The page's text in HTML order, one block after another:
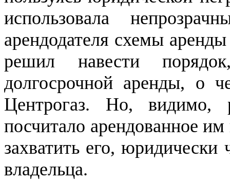
использовала
арендодателя схемы
решил навести
долгосрочной аренды, о
Центрогаз. Но, видимо,
посчитало арендованное
захватить его, юридически
владельца.